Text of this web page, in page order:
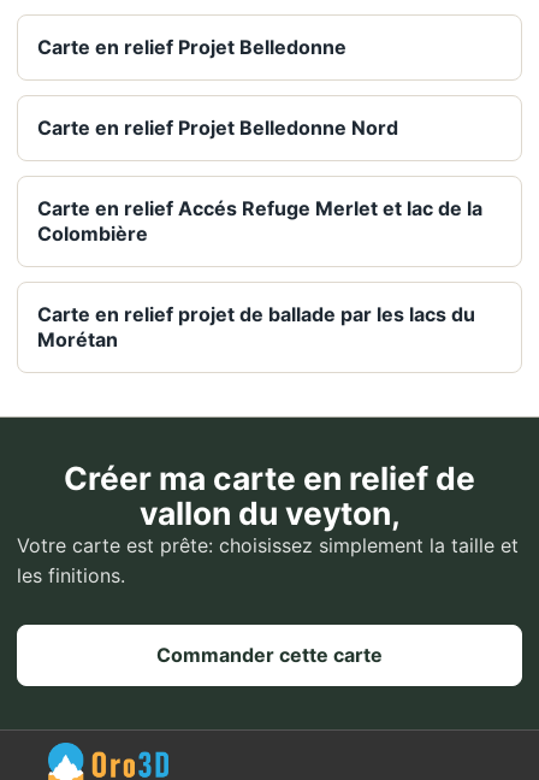
Carte en relief Projet Belledonne
Carte en relief Projet Belledonne Nord
Carte en relief Accés Refuge Merlet et lac de la
Colombière
Carte en relief projet de ballade par les lacs du
Morétan
Créer ma carte en relief de
vallon du veyton,
Votre carte est prête: choisissez simplement la taille et
les finitions.
Commander cette carte